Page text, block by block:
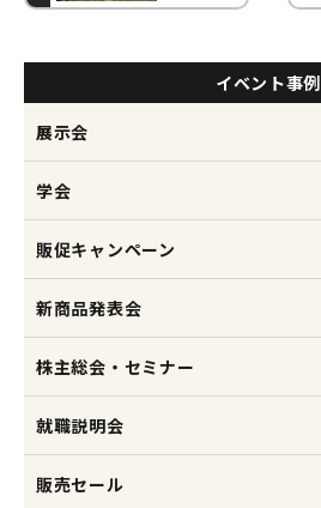
イベント事例
展示会
学会
販促キャンペーン
新商品発表会
株主総会・セミナー
就職説明会
販売セール